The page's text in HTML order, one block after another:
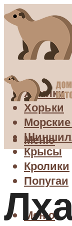
Хомяки
Хорьки
Крысы
Кролики
Попугаи
Меню
Меню